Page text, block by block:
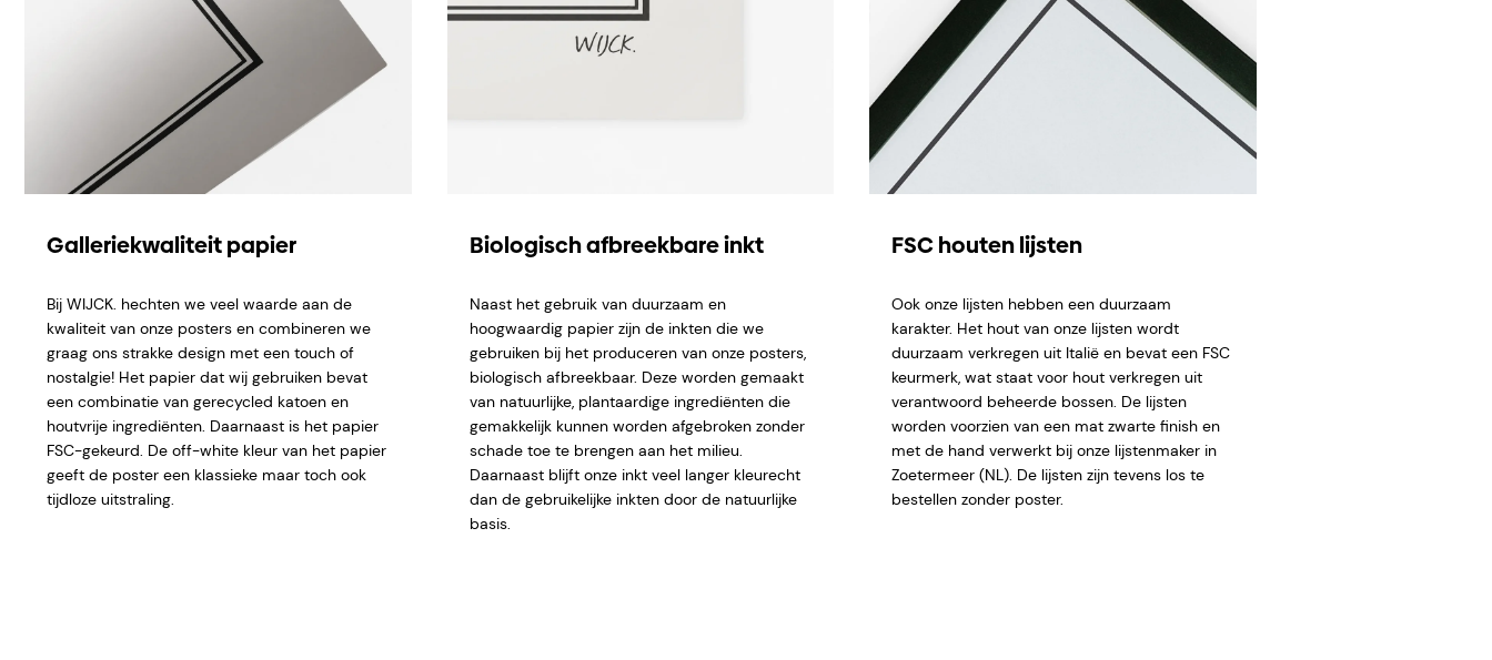
Galleriekwaliteit papier
Bij WIJCK. hechten we veel waarde aan de
kwaliteit van onze posters en combineren we
graag ons strakke design met een touch of
nostalgie! Het papier dat wij gebruiken bevat
een combinatie van gerecycled katoen en
houtvrije ingrediënten. Daarnaast is het papier
FSC-gekeurd. De off-white kleur van het papier
geeft de poster een klassieke maar toch ook
tijdloze uitstraling.
Biologisch afbreekbare inkt
Naast het gebruik van duurzaam en
hoogwaardig papier zijn de inkten die we
gebruiken bij het produceren van onze posters,
biologisch afbreekbaar. Deze worden gemaakt
van natuurlijke, plantaardige ingrediënten die
gemakkelijk kunnen worden afgebroken zonder
schade toe te brengen aan het milieu.
Daarnaast blijft onze inkt veel langer kleurecht
dan de gebruikelijke inkten door de natuurlijke
basis.
FSC houten lijsten
Ook onze lijsten hebben een duurzaam
karakter. Het hout van onze lijsten wordt
duurzaam verkregen uit Italië en bevat een FSC
keurmerk, wat staat voor hout verkregen uit
verantwoord beheerde bossen. De lijsten
worden voorzien van een mat zwarte finish en
met de hand verwerkt bij onze lijstenmaker in
Zoetermeer (NL). De lijsten zijn tevens los te
bestellen zonder poster.